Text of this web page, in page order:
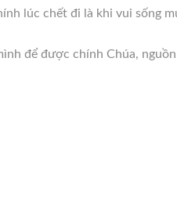
lúc chết đi là khi vui sống
để được chính Chúa,